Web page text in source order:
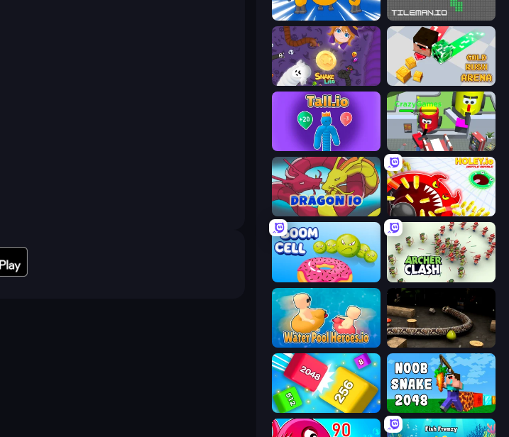
Numbers Arena TileMan.io
Snake Lite Gold Rush Arena
Tall.io CleanUp.IO
Dragon.io Holey.io Battle Royale
Boom Cell Archer Clash
Water Pool Heroes.io Snake 3D
Qube 2048 Noob Snake 2048